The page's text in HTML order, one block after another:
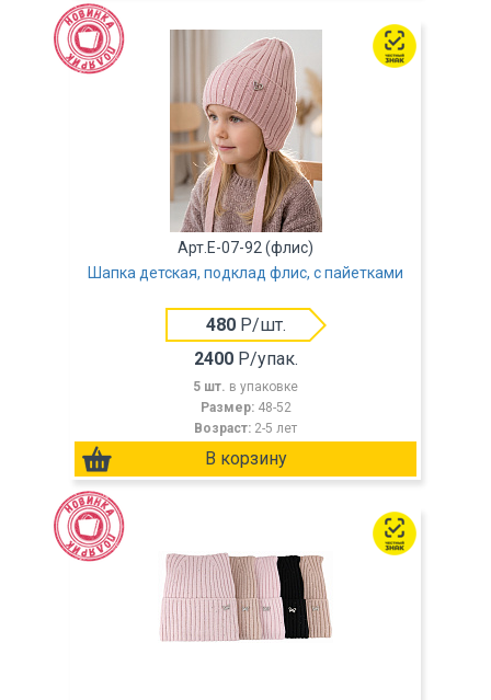
Арт.E-07-92 (флис)
Шапка детская, подклад флис, с пайетками
480Р/шт.
2400Р/упак.
5 шт. в упаковке
Размер: 48-52
Возраст: 2-5 лет